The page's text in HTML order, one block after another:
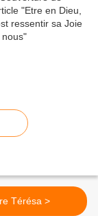
Mère Térésa >